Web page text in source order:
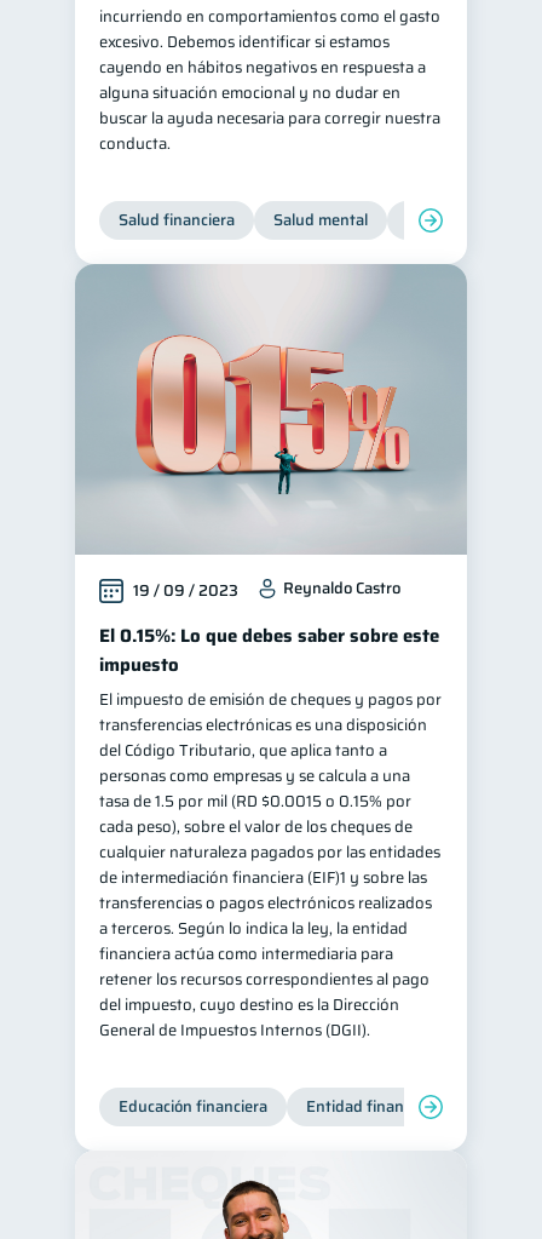
incurriendo en comportamientos como el gasto
excesivo. Debemos identificar si estamos
cayendo en hábitos negativos en respuesta a
alguna situación emocional y no dudar en
buscar la ayuda necesaria para corregir nuestra
conducta.
Salud financiera Salud mental Inclusión
19 / 09 / 2023 Reynaldo Castro
El 0.15%: Lo que debes saber sobre este
impuesto
El impuesto de emisión de cheques y pagos por
transferencias electrónicas es una disposición
del Código Tributario, que aplica tanto a
personas como empresas y se calcula a una
tasa de 1.5 por mil (RD $0.0015 o 0.15% por
cada peso), sobre el valor de los cheques de
cualquier naturaleza pagados por las entidades
de intermediación financiera (EIF)1 y sobre las
transferencias o pagos electrónicos realizados
a terceros. Según lo indica la ley, la entidad
financiera actúa como intermediaria para
retener los recursos correspondientes al pago
del impuesto, cuyo destino es la Dirección
General de Impuestos Internos (DGII).
Educación financiera Entidad financiera